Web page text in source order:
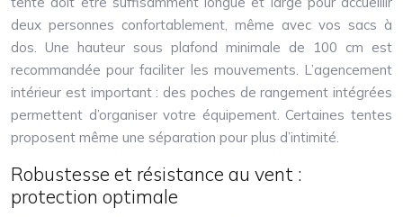
deux personnes confortablement, même avec vos sacs à
dos. Une hauteur sous plafond minimale de 100 cm est
recommandée pour faciliter les mouvements. L’agencement
intérieur est important : des poches de rangement intégrées
permettent d’organiser votre équipement. Certaines tentes
proposent même une séparation pour plus d’intimité.
Robustesse et résistance au vent :
protection optimale